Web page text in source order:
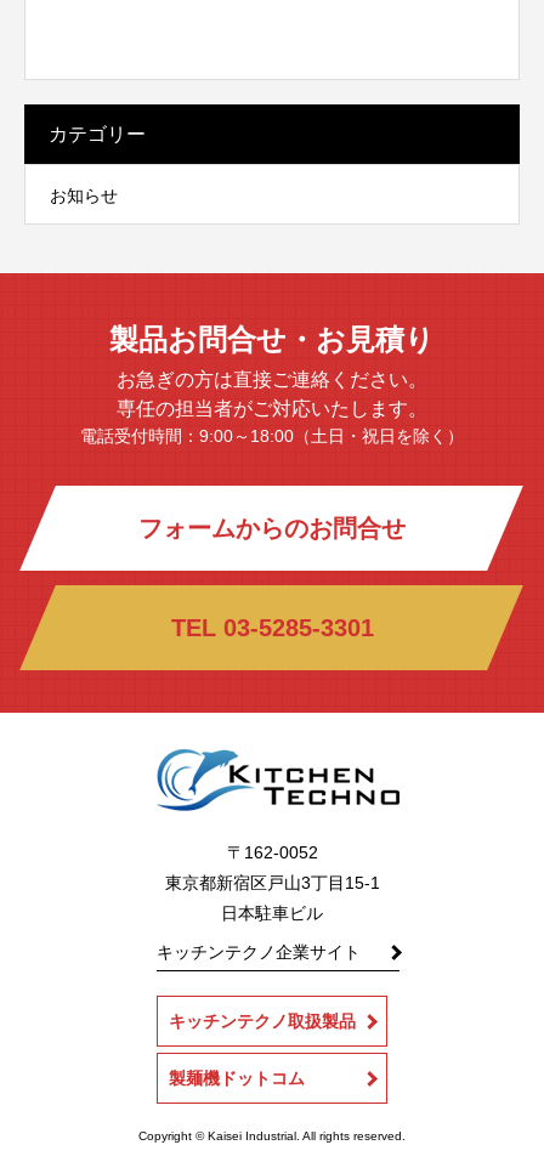
カテゴリー
お知らせ
製品お問合せ・お見積り
お急ぎの方は直接ご連絡ください。
専任の担当者がご対応いたします。
電話受付時間：9:00～18:00（土日・祝日を除く）
フォームからのお問合せ
TEL 03-5285-3301
〒162-0052
東京都新宿区戸山3丁目15-1
日本駐車ビル
キッチンテクノ企業サイト
キッチンテクノ取扱製品
製麺機ドットコム
Copyright © Kaisei Industrial. All rights reserved.